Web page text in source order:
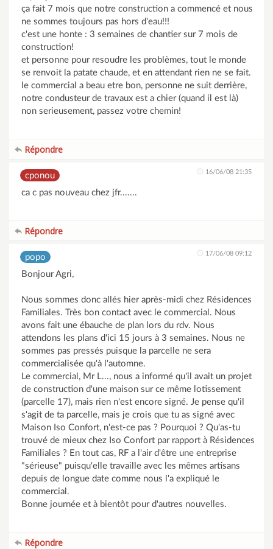
ça fait 7 mois que notre construction a commencé et nous
ne sommes toujours pas hors d'eau!!!
c'est une honte : 3 semaines de chantier sur 7 mois de
construction!
et personne pour resoudre les problèmes, tout le monde
se renvoit la patate chaude, et en attendant rien ne se fait.
le commercial a beau etre bon, personne ne suit derrière,
notre condusteur de travaux est a chier (quand il est là)
non serieusement, passez votre chemin!
Répondre
cponou 16/06/08 21:35
ca c pas nouveau chez jfr.......
Répondre
popo 17/06/08 09:12
Bonjour Agri,
Nous sommes donc allés hier après-midi chez Résidences
Familiales. Très bon contact avec le commercial. Nous
avons fait une ébauche de plan lors du rdv. Nous
attendons les plans d'ici 15 jours à 3 semaines. Nous ne
sommes pas pressés puisque la parcelle ne sera
commercialisée qu'à l'automne.
Le commercial, Mr L..., nous a informé qu'il avait un projet
de construction d'une maison sur ce même lotissement
(parcelle 17), mais rien n'est encore signé. Je pense qu'il
s'agit de ta parcelle, mais je crois que tu as signé avec
Maison Iso Confort, n'est-ce pas ? Pourquoi ? Qu'as-tu
trouvé de mieux chez Iso Confort par rapport à Résidences
Familiales ? En tout cas, RF a l'air d'être une entreprise
"sérieuse" puisqu'elle travaille avec les mêmes artisans
depuis de longue date comme nous l'a expliqué le
commercial.
Bonne journée et à bientôt pour d'autres nouvelles.
Répondre